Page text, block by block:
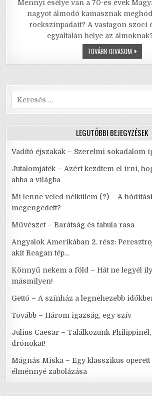
c
e
b
k
it
te
r
ai
l
ai
l
Mennyi esélye van a 70-es évek
nagyot álmodó kamasznak
rockszínpadait? A vastagon szoci
egyáltalán helye az
TOVÁBB OLVASOMA
FIA
+
CSAJOK
ÚJRA
ÉS
ÚJRA…
Search
for:
LEGUTÓBBI BEJEGYZÉSEK
Vadító éjszakák – Szerelmi sokadalom
Jutalomjáték – Azért kezdtem el írni,
abba a világba
Mi lenne veled nélkülem (?) – A
megengedett?
Művészet – Barátság és tabula rasa
Angyalok Amerikában 2. rész:
akit Reagan tép…
Könnyű nekem a föld – Hát ne legyél
másmilyen!
Gettó – A színház a legnehezebb
Tovább – Három igazság, egy szív
Julius Caesar – Találkozunk
drónokat!
Mágnás Miska – Egy klasszikus operett
élménnyé zabolázása